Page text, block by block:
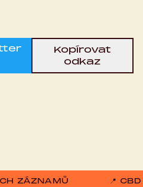
Kopírovat
odkaz
ZÁZNAMŮ 📍